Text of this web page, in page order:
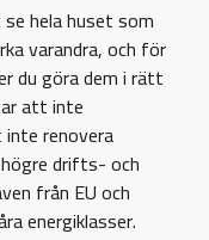
hela huset som
varandra, och för
du göra dem i rätt
att inte
renovera
drifts- och
från EU och
energiklasser.